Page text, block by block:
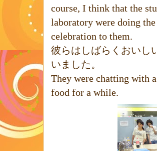
course, I think that the
laboratory were doing
celebration to them.
彼らはしばらくおいし
いました。
They were chatting with
food for a while.